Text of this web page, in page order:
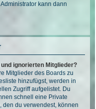
kann dann
ignorierten Mitglieder?
Mitglieder des Boards zu
hinzufügst, werden in
Zugriff aufgelistet. Du
schnell eine Private
den du verwendest, können